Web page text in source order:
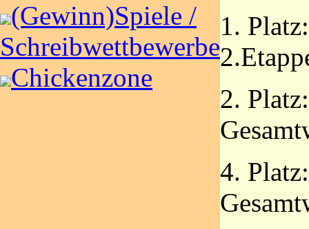
(Gewinn)Spiele /
Schreibwettbewerbe
Chickenzone
1.
2.
4.